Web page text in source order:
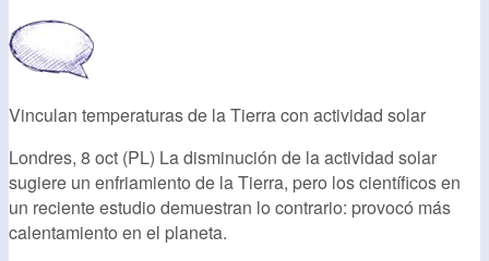
Vinculan temperaturas de la Tierra con actividad solar
Londres, 8 oct (PL) La disminución de la actividad solar
sugiere un enfriamiento de la Tierra, pero los científicos en
un reciente estudio demuestran lo contrario: provocó más
calentamiento en el planeta.